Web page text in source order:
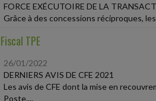
FORCE EXÉCUTOIRE DE LA
Grâce à des concessions réciproques,
Fiscal TPE
26/01/2022
DERNIERS AVIS DE CFE 2021
Les avis de CFE dont la mise en
Poste....